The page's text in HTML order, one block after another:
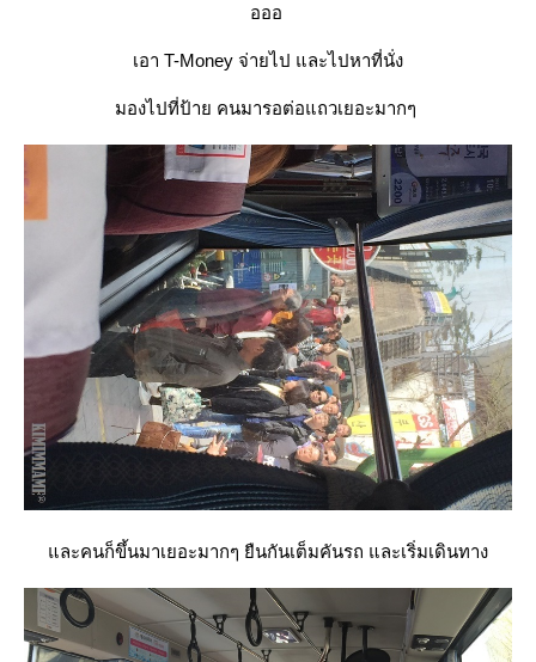
อออ
เอา T-Money จ่ายไป และไปหาที่นั่ง
มองไปที่ป้าย คนมารอต่อแถวเยอะมากๆ
ละคนก็ขึ้นมาเยอะมากๆ ยืนกันเต็มคันรถ และเริ่มเดินทาง